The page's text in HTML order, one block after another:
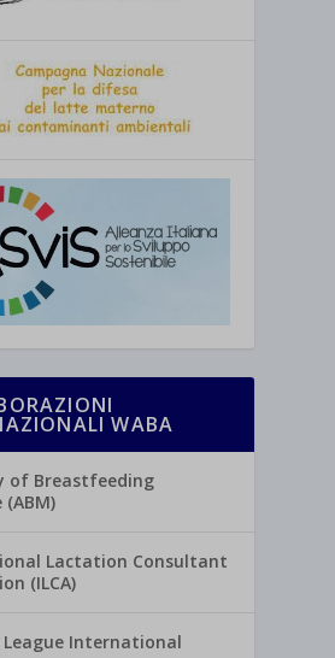
WABA
of Breastfeeding
(ABM)
Lactation Consultant
(ILCA)
League International